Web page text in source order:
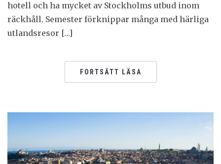
hotell och ha mycket av Stockholms utbud inom
räckhåll. Semester förknippar många med härliga
utlandsresor […]
FORTSÄTT LÄSA